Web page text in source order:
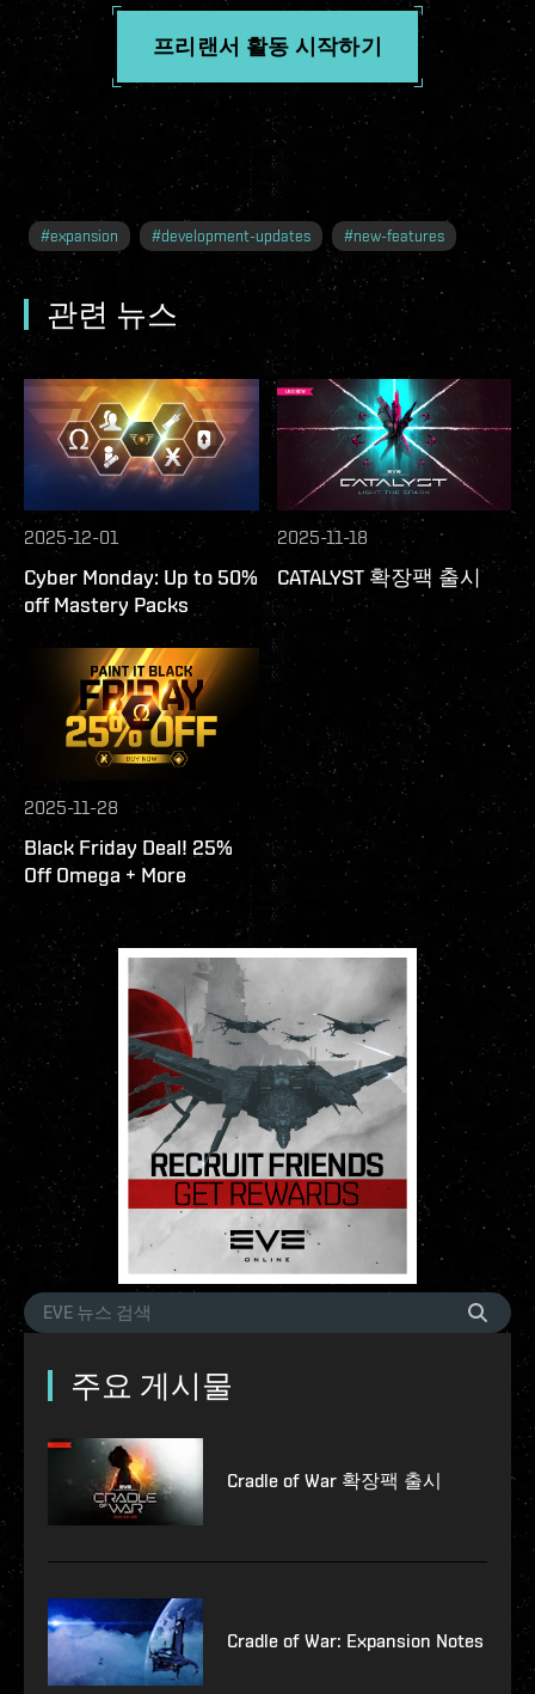
프리랜서 활동 시작하기
#expansion #development-updates #new-features
관련 뉴스
2025-12-01
Cyber Monday: Up to 50%
off Mastery Packs
2025-11-18
CATALYST 확장팩 출시
2025-11-28
Black Friday Deal! 25%
Off Omega + More
주요 게시물
Cradle of War 확장팩 출시
Cradle of War: Expansion Notes